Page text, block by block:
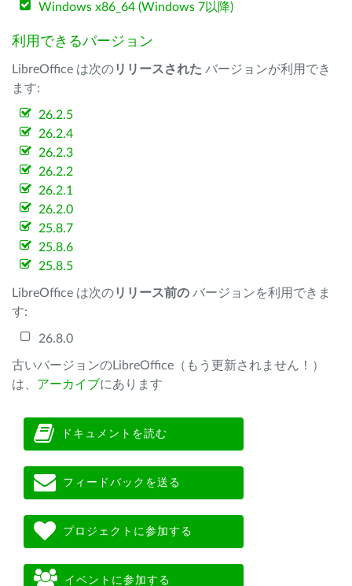
Windows x86_64 (Windows 7以降)
利用できるバージョン
LibreOffice は次のリリースされた バージョンが利用でき
ます:
26.2.5
26.2.4
26.2.3
26.2.2
26.2.1
26.2.0
25.8.7
25.8.6
25.8.5
LibreOffice は次のリリース前の バージョンを利用できま
す:
26.8.0
古いバージョンのLibreOffice（もう更新されません！）
は、 アーカイブにあります
ドキュメントを読む
フィードバックを送る
プロジェクトに参加する
イベントに参加する